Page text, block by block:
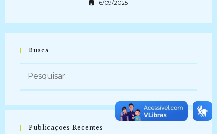
16/09/2025
Busca
Publicações Recentes